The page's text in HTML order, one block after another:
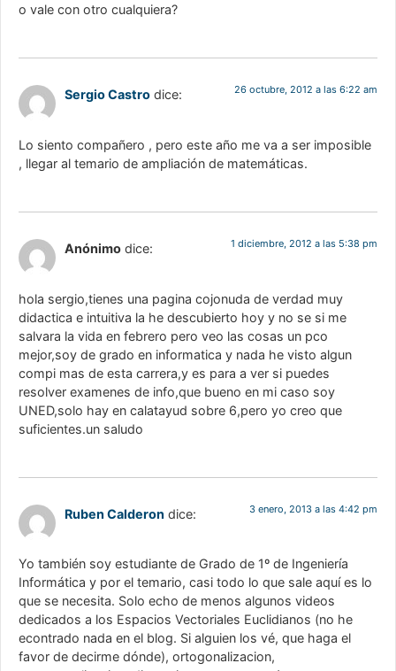
o vale con otro cualquiera?
Sergio Castro dice: 26 octubre, 2012 a las 6:22 am
Lo siento compañero , pero este año me va a ser imposible
, llegar al temario de ampliación de matemáticas.
Anónimo dice: 1 diciembre, 2012 a las 5:38 pm
hola sergio,tienes una pagina cojonuda de verdad muy
didactica e intuitiva la he descubierto hoy y no se si me
salvara la vida en febrero pero veo las cosas un pco
mejor,soy de grado en informatica y nada he visto algun
compi mas de esta carrera,y es para a ver si puedes
resolver examenes de info,que bueno en mi caso soy
UNED,solo hay en calatayud sobre 6,pero yo creo que
suficientes.un saludo
Ruben Calderon dice: 3 enero, 2013 a las 4:42 pm
Yo también soy estudiante de Grado de 1º de Ingeniería
Informática y por el temario, casi todo lo que sale aquí es lo
que se necesita. Solo echo de menos algunos videos
dedicados a los Espacios Vectoriales Euclidianos (no he
econtrado nada en el blog. Si alguien los vé, que haga el
favor de decirme dónde), ortogonalizacion,